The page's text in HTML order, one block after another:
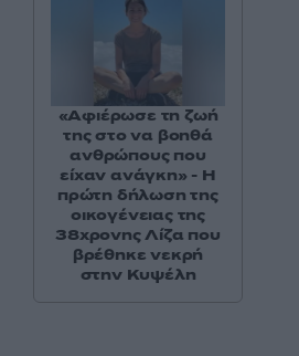
«Αφιέρωσε τη ζωή
της στο να βοηθά
ανθρώπους που
είχαν ανάγκη» - Η
πρώτη δήλωση της
οικογένειας της
38χρονης Λίζα που
βρέθηκε νεκρή
στην Κυψέλη